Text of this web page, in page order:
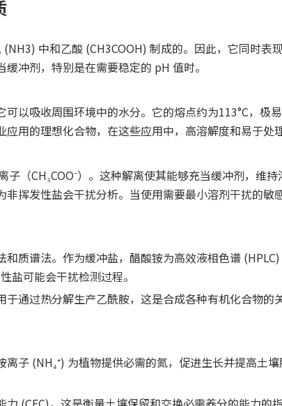
中和乙酸 (CH3COOH) 制成的。因此，它同时
冲剂，特别是在需要稳定的 pH 值时。
以吸收周围环境中的水分。它的熔点约为113°C，
用的理想化合物，在这些应用中，高溶解度和易于处
子（CH₃COO⁻）。这种解离使其能够充当缓冲剂，
挥发性盐会干扰分析。当使用需要最小溶剂干扰的敏
质谱法。作为缓冲盐，醋酸铵为高效液相色谱
盐可能会干扰检测过程。
通过热分解生产乙酰胺，这是合成各种有机化合物
子 (NH₄⁺) 为植物提供必需的氮，促进生长并提高土